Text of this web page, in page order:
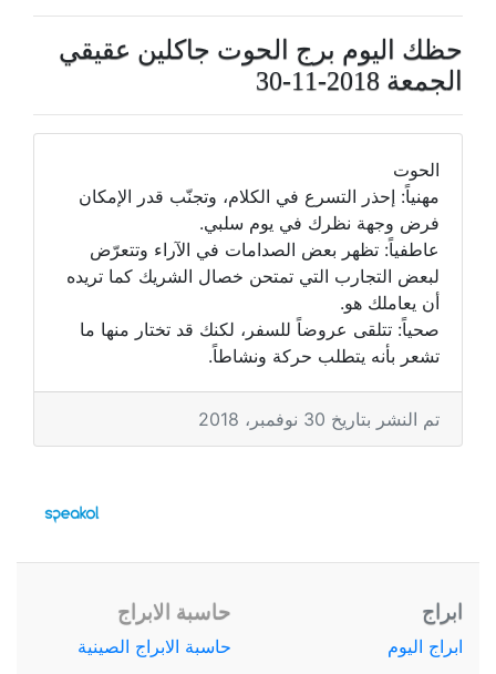
حظك اليوم برج الحوت جاكلين عقيقي
الجمعة 2018-11-30
الحوت
مهنياً: إحذر التسرع في الكلام، وتجنّب قدر الإمكان
فرض وجهة نظرك في يوم سلبي.
عاطفياً: تظهر بعض الصدامات في الآراء وتتعرّض
لبعض التجارب التي تمتحن خصال الشريك كما تريده
أن يعاملك هو.
صحياً: تتلقى عروضاً للسفر، لكنك قد تختار منها ما
تشعر بأنه يتطلب حركة ونشاطاً.
تم النشر بتاريخ 30 نوفمبر، 2018
ابراج
ابراج اليوم
حاسبة الابراج
حاسبة الابراج الصينية